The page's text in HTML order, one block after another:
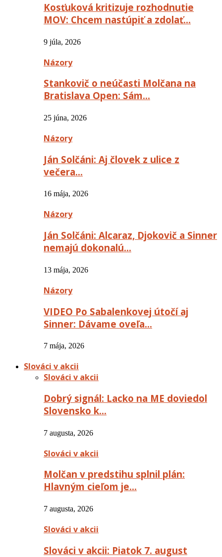
Kosťuková kritizuje rozhodnutie
MOV: Chcem nastúpiť a zdolať…
9 júla, 2026
Názory
Stankovič o neúčasti Molčana na
Bratislava Open: Sám…
25 júna, 2026
Názory
Ján Solčáni: Aj človek z ulice z
večera…
16 mája, 2026
Názory
Ján Solčáni: Alcaraz, Djokovič a Sinner
nemajú dokonalú…
13 mája, 2026
Názory
VIDEO Po Sabalenkovej útočí aj
Sinner: Dávame oveľa…
7 mája, 2026
Slováci v akcii
Slováci v akcii
Dobrý signál: Lacko na ME doviedol
Slovensko k…
7 augusta, 2026
Slováci v akcii
Molčan v predstihu splnil plán:
Hlavným cieľom je…
7 augusta, 2026
Slováci v akcii
Slováci v akcii: Piatok 7. august